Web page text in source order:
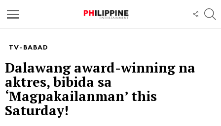
TV-BABAD
Dalawang award-winning na
aktres, bibida sa
‘Magpakailanman’ this
Saturday!